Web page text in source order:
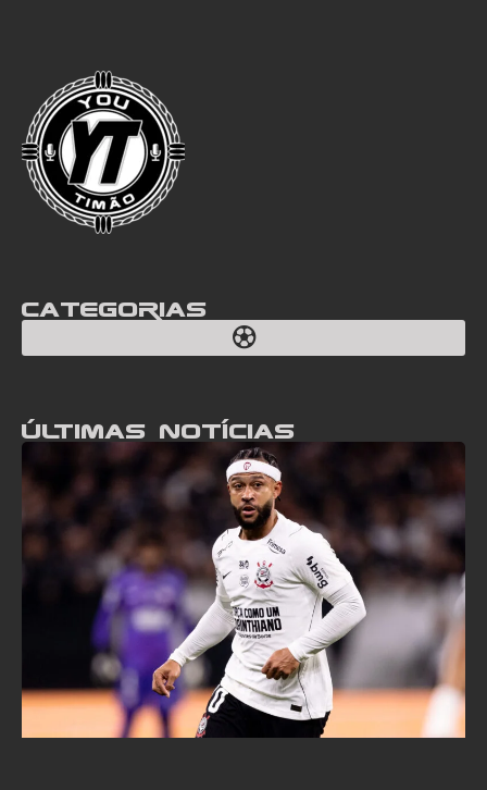
Categorias
Últimas notícias